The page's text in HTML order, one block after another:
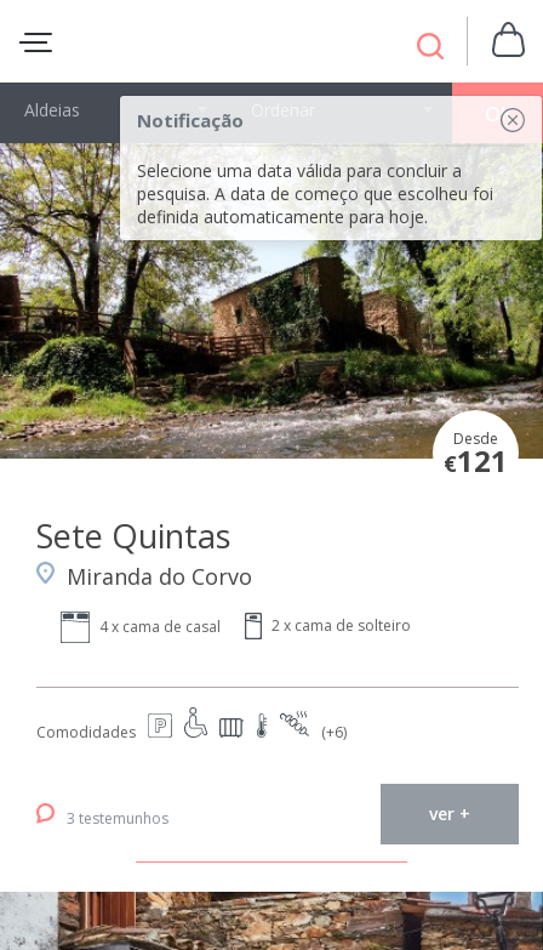
Notificação
Selecione uma data válida para concluir a
pesquisa. A data de começo que escolheu foi
definida automaticamente para hoje.
OK
Aldeias
Desde
€121
Sete Quintas
Miranda do Corvo
4 x cama de casal 2 x cama de solteiro
Comodidades (+6)
3 testemunhos ver +